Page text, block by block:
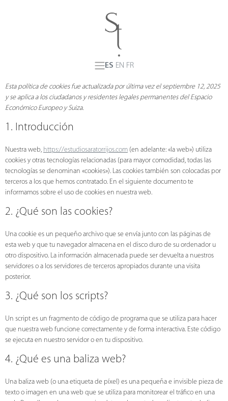
ES EN FR
Esta política de cookies fue actualizada por última vez el septiembre 12, 2025
y se aplica a los ciudadanos y residentes legales permanentes del Espacio
Económico Europeo y Suiza.
1. Introducción
Nuestra web, https://estudiosaratorrijos.com (en adelante: «la web») utiliza
cookies y otras tecnologías relacionadas (para mayor comodidad, todas las
tecnologías se denominan «cookies»). Las cookies también son colocadas por
terceros a los que hemos contratado. En el siguiente documento te
informamos sobre el uso de cookies en nuestra web.
2. ¿Qué son las cookies?
Una cookie es un pequeño archivo que se envía junto con las páginas de
esta web y que tu navegador almacena en el disco duro de su ordenador u
otro dispositivo. La información almacenada puede ser devuelta a nuestros
servidores o a los servidores de terceros apropiados durante una visita
posterior.
3. ¿Qué son los scripts?
Un script es un fragmento de código de programa que se utiliza para hacer
que nuestra web funcione correctamente y de forma interactiva. Este código
se ejecuta en nuestro servidor o en tu dispositivo.
4. ¿Qué es una baliza web?
Una baliza web (o una etiqueta de píxel) es una pequeña e invisible pieza de
texto o imagen en una web que se utiliza para monitorear el tráfico en una